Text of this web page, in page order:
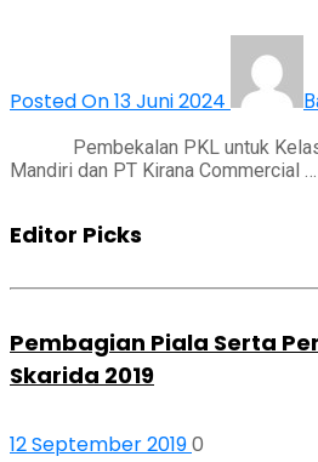
Posted On 13 Juni 2024
Pembekalan PKL untuk Kelas
Mandiri dan PT Kirana Commercial …
Editor Picks
Pembagian Piala Serta
Skarida 2019
12 September 20190